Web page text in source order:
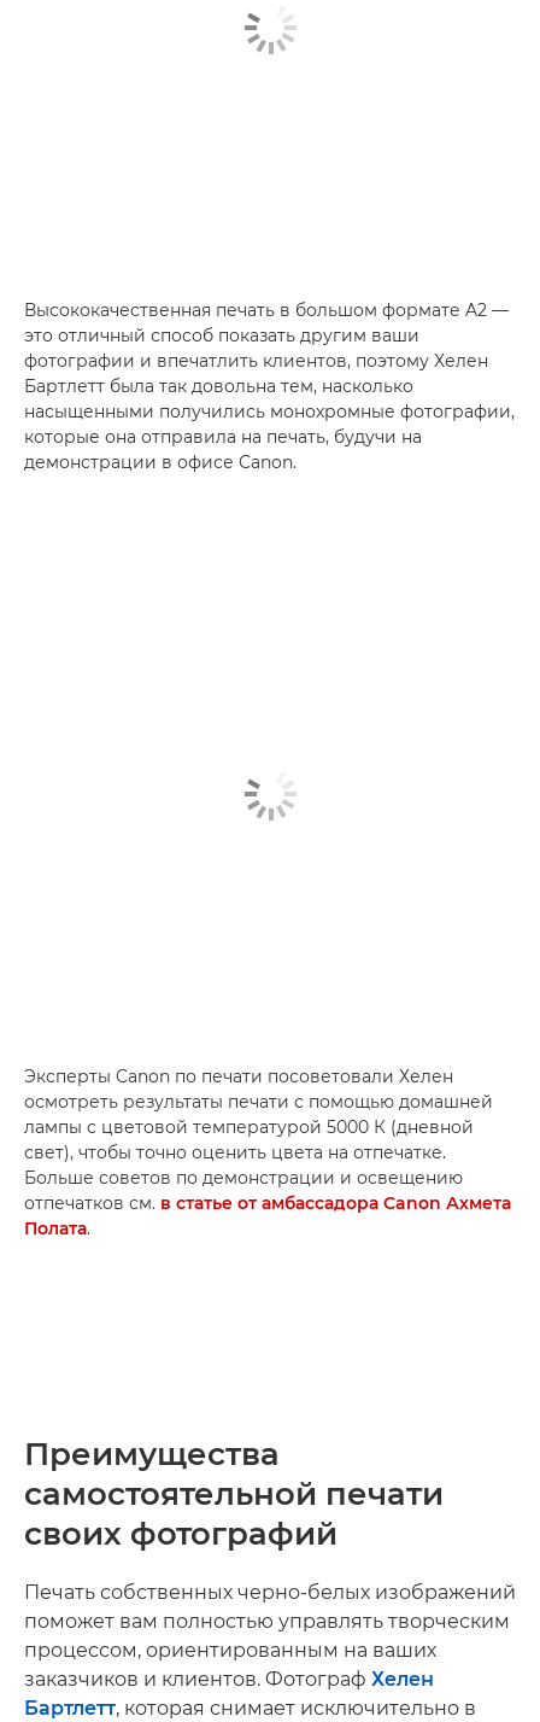
Высококачественная печать в большом формате A2 —
это отличный способ показать другим ваши
фотографии и впечатлить клиентов, поэтому Хелен
Бартлетт была так довольна тем, насколько
насыщенными получились монохромные фотографии,
которые она отправила на печать, будучи на
демонстрации в офисе Canon.
Эксперты Canon по печати посоветовали Хелен
осмотреть результаты печати с помощью домашней
лампы с цветовой температурой 5000 К (дневной
свет), чтобы точно оценить цвета на отпечатке.
Больше советов по демонстрации и освещению
отпечатков см. в статье от амбассадора Canon Ахмета
Полата.
Преимущества
самостоятельной печати
своих фотографий
Печать собственных черно-белых изображений
поможет вам полностью управлять творческим
процессом, ориентированным на ваших
заказчиков и клиентов. Фотограф Хелен
Бартлетт, которая снимает исключительно в